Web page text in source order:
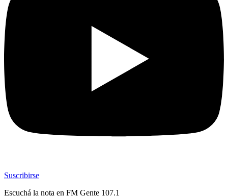
Suscribirse
Escuchá la nota en FM Gente 107.1